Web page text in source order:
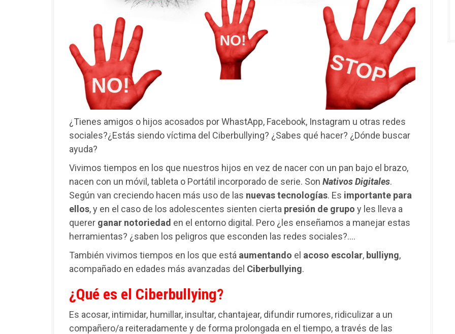
¿Tienes amigos o hijos acosados por WhastApp, Facebook, Instagram u otras redes
sociales?¿Estás siendo víctima del Ciberbullying? ¿Sabes qué hacer? ¿Dónde buscar
ayuda?
Vivimos tiempos en los que nuestros hijos en vez de nacer con un pan bajo el brazo,
nacen con un móvil, tableta o Portátil incorporado de serie. Son NativosDigitales.
Según van creciendo hacen más uso de las nuevastecnologías. Es importante para
ellos, y en el caso de los adolescentes sienten cierta presión de grupo y les lleva a
querer ganar notoriedad en el entorno digital. Pero ¿les enseñamos a manejar estas
herramientas? ¿saben los peligros que esconden las redes sociales?….
También vivimos tiempos en los que está aumentando el acoso escolar, bulliyng,
acompañado en edades más avanzadas del Ciberbullying.
¿Qué es el Ciberbullying?
Es acosar, intimidar, humillar, insultar, chantajear, difundir rumores, ridiculizar a un
compañero/a reiteradamente y de forma prolongada en el tiempo, a través de las